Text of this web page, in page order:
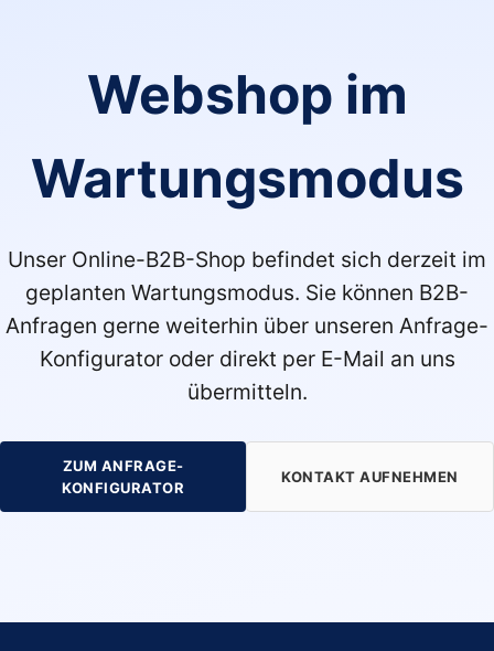
Webshop im
Wartungsmodus
Unser Online-B2B-Shop befindet sich derzeit im
geplanten Wartungsmodus. Sie können B2B-
Anfragen gerne weiterhin über unseren Anfrage-
Konfigurator oder direkt per E-Mail an uns
übermitteln.
ZUM ANFRAGE-
KONFIGURATOR
KONTAKT AUFNEHMEN